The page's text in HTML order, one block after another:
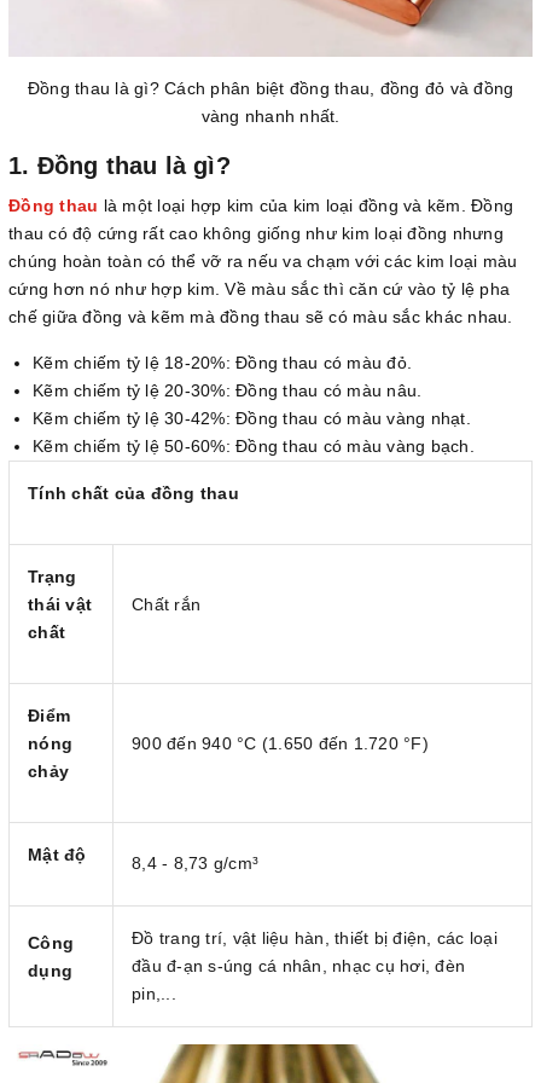
Đồng thau là gì? Cách phân biệt đồng thau, đồng đỏ và đồng
vàng nhanh nhất.
1. Đồng thau là gì?
Đồng thau là một loại hợp kim của kim loại đồng và kẽm. Đồng
thau có độ cứng rất cao không giống như kim loại đồng nhưng
chúng hoàn toàn có thể vỡ ra nếu va chạm với các kim loại màu
cứng hơn nó như hợp kim. Về màu sắc thì căn cứ vào tỷ lệ pha
chế giữa đồng và kẽm mà đồng thau sẽ có màu sắc khác nhau.
Kẽm chiếm tỷ lệ 18-20%: Đồng thau có màu đỏ.
Kẽm chiếm tỷ lệ 20-30%: Đồng thau có màu nâu.
Kẽm chiếm tỷ lệ 30-42%: Đồng thau có màu vàng nhạt.
Kẽm chiếm tỷ lệ 50-60%: Đồng thau có màu vàng bạch.
Tính chất của đồng thau
Trạng
thái vật
chất
Chất rắn
Điểm
nóng
chảy
900 đến 940 °C (1.650 đến 1.720 °F)
Mật độ 8,4 - 8,73 g/cm³
Công
dụng
Đồ trang trí, vật liệu hàn, thiết bị điện, các loại
đầu đ-ạn s-úng cá nhân, nhạc cụ hơi, đèn
pin,...